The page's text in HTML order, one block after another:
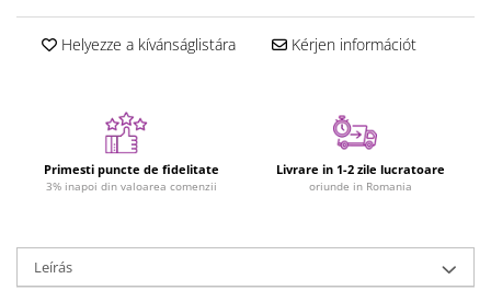
Plüss figurák
Figurine
Különleges igények és Down-
Ábécés játékok
Számos játékok
Motoros készségfejlesztő játékok
Helyezze a kívánságlistára Kérjen információt
Primesti puncte de fidelitate
3% inapoi din valoarea comenzii
Livrare in 1-2 zile lucratoare
oriunde in Romania
Leírás